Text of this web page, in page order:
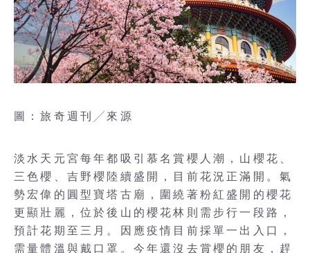
圖：旅奇週刊╱來源
淡水天元宮每年都吸引慕名賞櫻人潮，山櫻花、
三色櫻、吉野櫻陸續盛開，目前花況正滿開。氣
勢宏偉的圓型寶塔古廟，圍繞著粉紅盛開的櫻花
更顯壯麗，位於後山的櫻花林則需步行一段路，
預計花期至三月。因應疫情目前採單一出入口，
需量體溫與戴口罩。今年還沒去賞櫻的朋友，趕